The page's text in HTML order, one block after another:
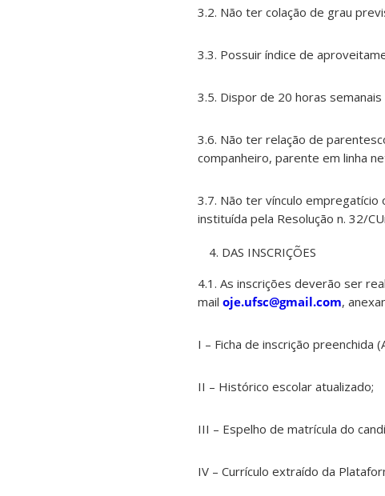
3.2. Não ter colação de grau
3.3. Possuir índice de
3.5. Dispor de 20 horas
3.6. Não ter relação de
companheiro, parente em linha
3.7. Não ter vínculo
instituída pela Resolução n. 32/
DAS INSCRIÇÕES
4.1. As inscrições deverão ser
mail oje.ufsc@gmail.com,
I – Ficha de inscrição preenchida
II – Histórico escolar atualizado;
III – Espelho de matrícula do
IV – Currículo extraído da